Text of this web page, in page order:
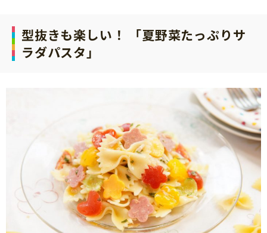
型抜きも楽しい！ 「夏野菜たっぷりサ
ラダパスタ」